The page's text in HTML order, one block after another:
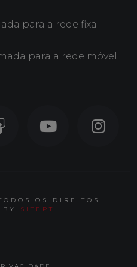
para a rede fixa
para a rede móvel
OS DIREITOS
BY SITEPT